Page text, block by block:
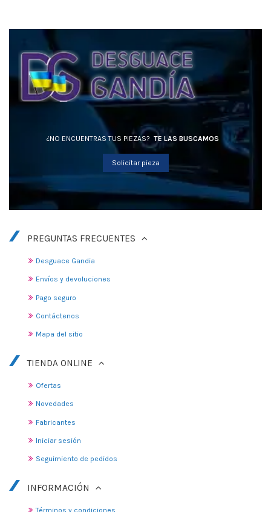
¿NO ENCUENTRAS TUS PIEZAS? TE LAS BUSCAMOS
Solicitar pieza
PREGUNTAS FRECUENTES
Desguace Gandia
Envíos y devoluciones
Pago seguro
Contáctenos
Mapa del sitio
TIENDA ONLINE
Ofertas
Novedades
Fabricantes
Iniciar sesión
Seguimiento de pedidos
INFORMACIÓN
Términos y condiciones